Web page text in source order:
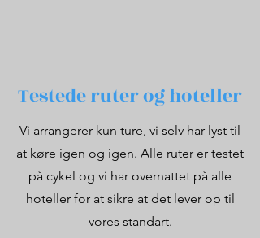
Testede ruter og hoteller
Vi arrangerer kun ture, vi selv har lyst til
at køre igen og igen. Alle ruter er testet
på cykel og vi har overnattet på alle
hoteller for at sikre at det lever op til
vores standart.